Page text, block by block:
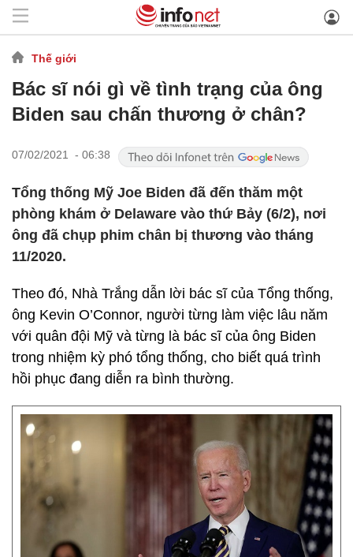
Thế giới
Bác sĩ nói gì về tình trạng của ông
Biden sau chấn thương ở chân?
07/02/2021 - 06:38
Tổng thống Mỹ Joe Biden đã đến thăm một
phòng khám ở Delaware vào thứ Bảy (6/2), nơi
ông đã chụp phim chân bị thương vào tháng
11/2020.
Theo đó, Nhà Trắng dẫn lời bác sĩ của Tổng thống,
ông Kevin O’Connor, người từng làm việc lâu năm
với quân đội Mỹ và từng là bác sĩ của ông Biden
trong nhiệm kỳ phó tổng thống, cho biết quá trình
hồi phục đang diễn ra bình thường.